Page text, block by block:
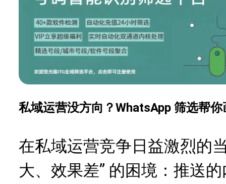
私域运营没方向？WhatsApp 筛选帮
在私域运营竞争日益激烈的
大、效果差” 的困境：推送